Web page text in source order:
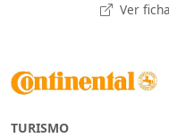
Ver
TURISMO